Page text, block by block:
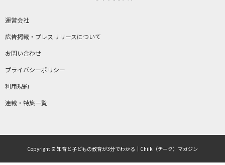
運営会社
広告掲載・プレスリリースについて
お問い合わせ
プライバシーポリシー
利用規約
連載・特集一覧
Copyright © 知育と子どもの教育が3分でわかる｜Chiik（チーク）マガジン